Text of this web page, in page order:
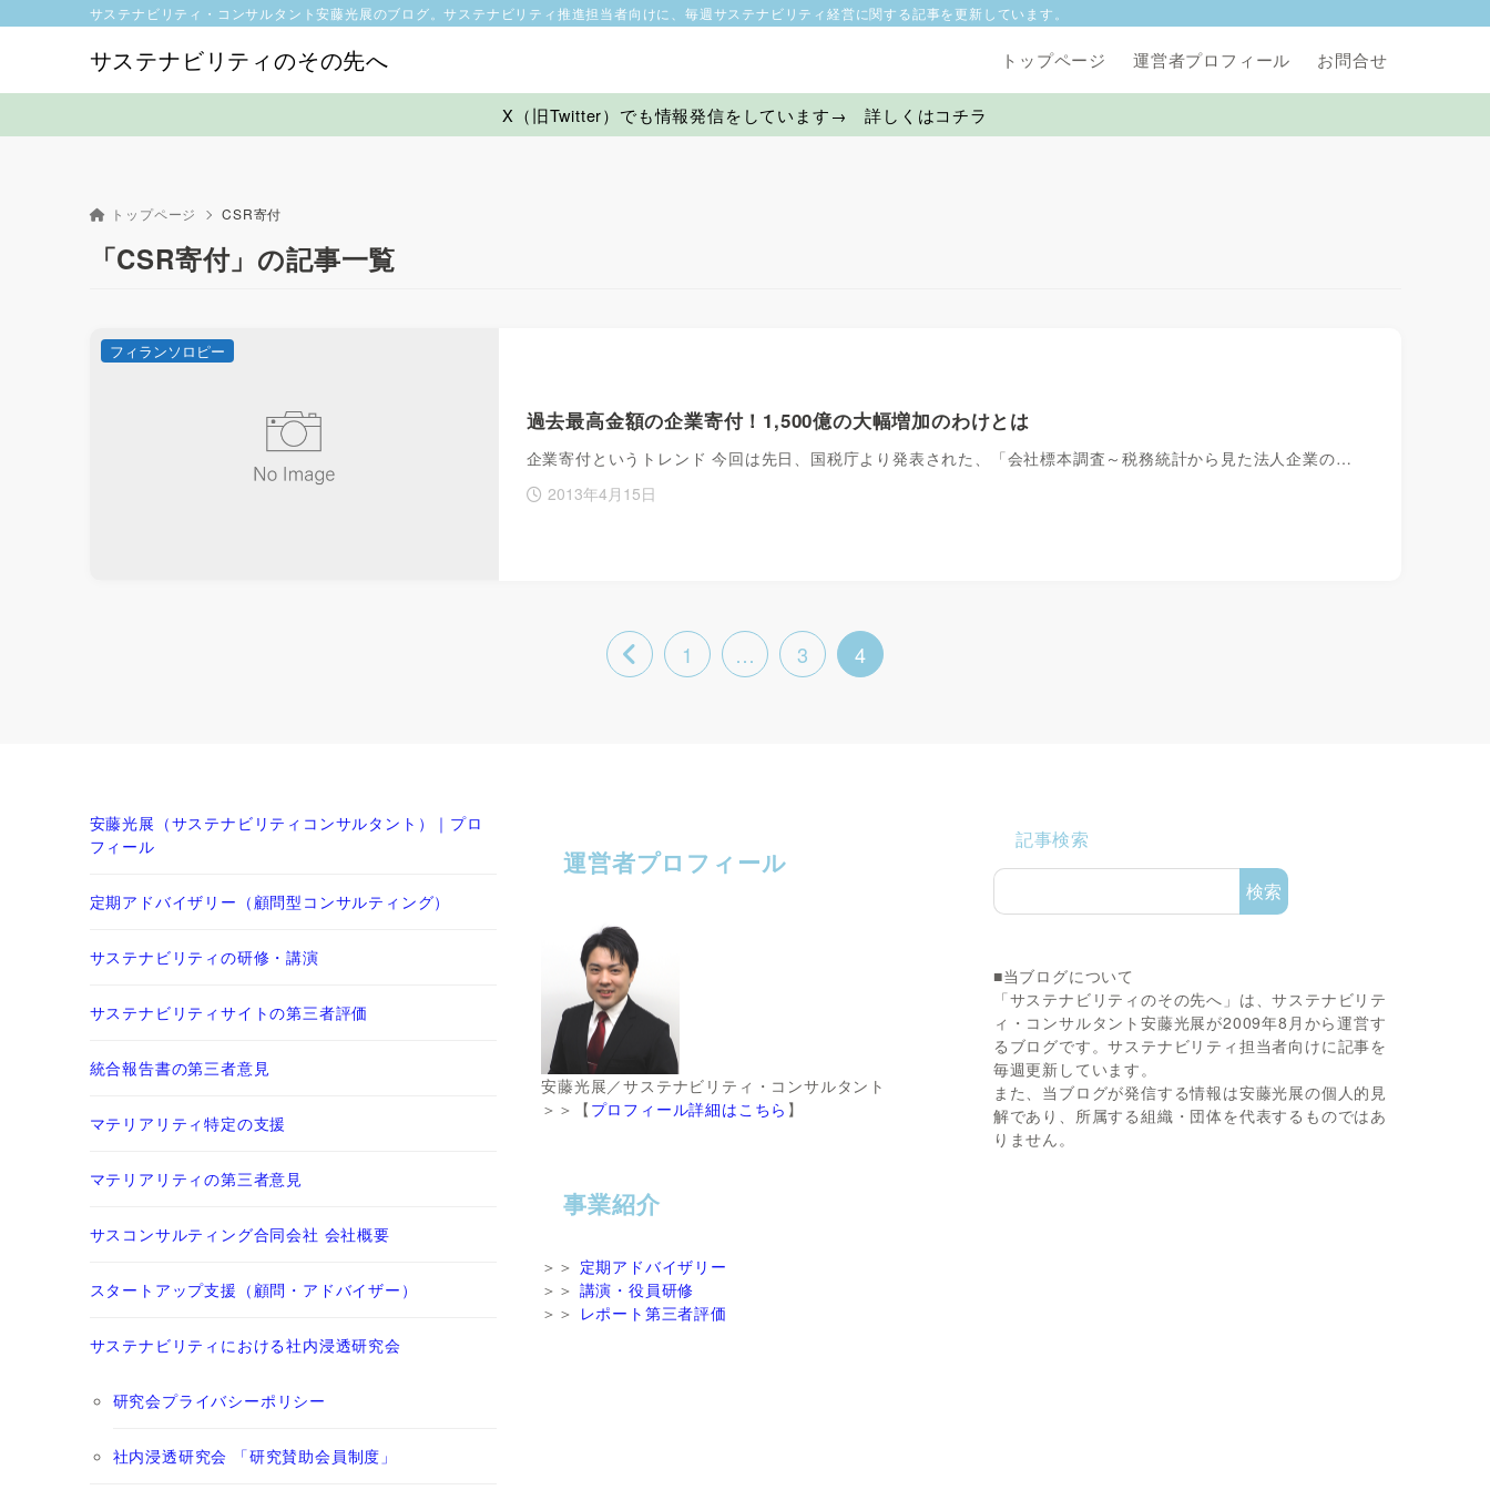
サステナビリティのその先へ
サステナビリティ・コンサルタント安藤光展のブログ。サステナビリティ推進担当者向けに、毎週サステナビリティ経営に関する記事を更新しています。
トップページ 運営者プロフィール お問合せ
X（旧Twitter）でも情報発信をしています→ 詳しくはコチラ
トップページ CSR寄付
「CSR寄付」の記事一覧
過去最高金額の企業寄付！1,500億の大幅増加のわけとは
企業寄付というトレンド 今回は先日、国税庁より発表された、「会社標本調査～税務統計から見た法人企業の…
2013年4月15日
フィランソロピー
1 … 3 4
安藤光展（サステナビリティコンサルタント）｜プロ
フィール
定期アドバイザリー（顧問型コンサルティング）
サステナビリティの研修・講演
サステナビリティサイトの第三者評価
統合報告書の第三者意見
マテリアリティ特定の支援
マテリアリティの第三者意見
サスコンサルティング合同会社 会社概要
スタートアップ支援（顧問・アドバイザー）
サステナビリティにおける社内浸透研究会
研究会プライバシーポリシー
社内浸透研究会 「研究賛助会員制度」
運営者プロフィール
安藤光展／サステナビリティ・コンサルタント
＞＞【 プロフィール詳細はこちら 】
事業紹介
＞＞ 定期アドバイザリー
＞＞ 講演・役員研修
＞＞ レポート第三者評価
記事検索
検索
■当ブログについて
「サステナビリティのその先へ」は、サステナビリテ
ィ・コンサルタント安藤光展が2009年8月から運営す
るブログです。サステナビリティ担当者向けに記事を
毎週更新しています。
また、当ブログが発信する情報は安藤光展の個人的見
解であり、所属する組織・団体を代表するものではあ
りません。